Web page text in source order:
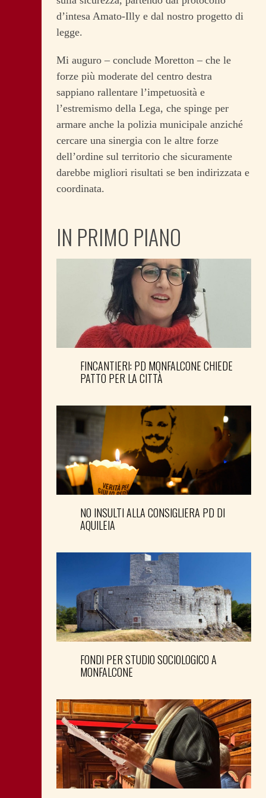
d’intesa Amato-Illy e dal nostro progetto di
legge.
Mi auguro – conclude Moretton – che le
forze più moderate del centro destra
sappiano rallentare l’impetuosità e
l’estremismo della Lega, che spinge per
armare anche la polizia municipale anziché
cercare una sinergia con le altre forze
dell’ordine sul territorio che sicuramente
darebbe migliori risultati se ben indirizzata e
coordinata.
IN PRIMO PIANO
FINCANTIERI: PD MONFALCONE CHIEDE
PATTO PER LA CITTÀ
NO INSULTI ALLA CONSIGLIERA PD DI
AQUILEIA
FONDI PER STUDIO SOCIOLOGICO A
MONFALCONE